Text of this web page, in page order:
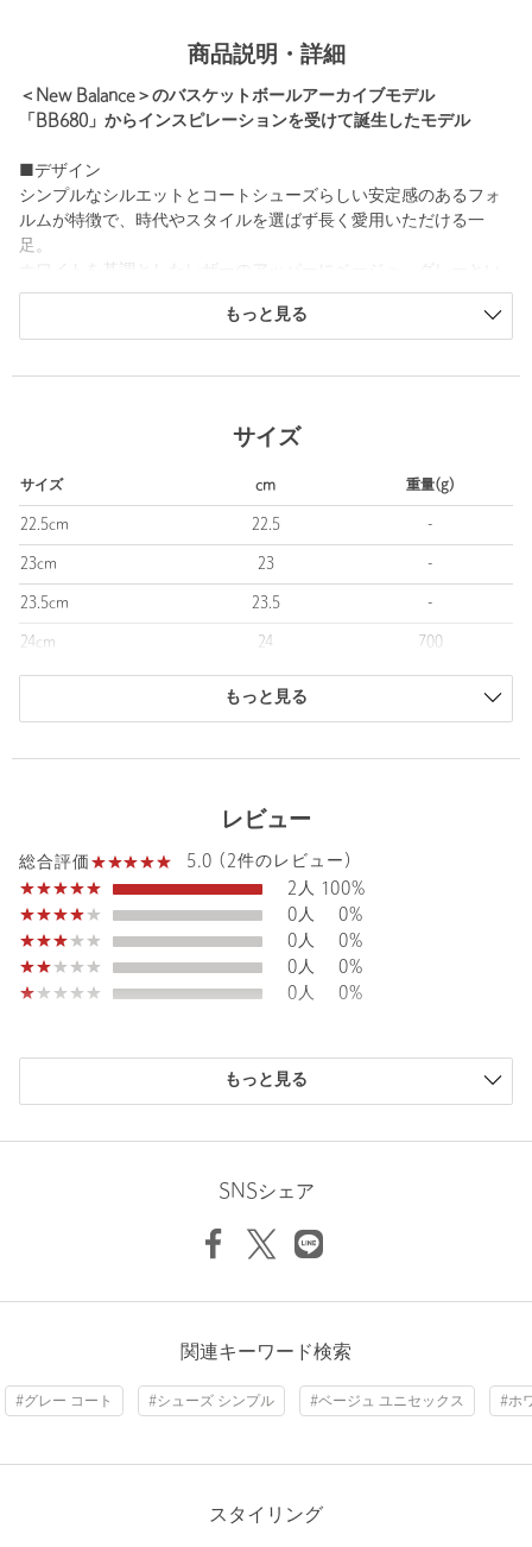
商品説明・詳細
＜New Balance＞のバスケットボールアーカイブモデル
「BB680」からインスピレーションを受けて誕生したモデル
■デザイン
シンプルなシルエットとコートシューズらしい安定感のあるフォ
ルムが特徴で、時代やスタイルを選ばず長く愛用いただける一
足。
った上品なカラー使いが、クリーンで洗練された足元を演出しま
■素材
・Width：D
・ユニセックスモデル
＜New Balance（ニューバランス）＞
1906年、アーチサポートインソールや偏平足の矯正靴メーカーと
（balance）”感覚をもたらすこと。
独自のフィッティングシステム「ウイズサイジング」や靴の設
計・構造にもこだわります。フィット性を重視したシューズづく
りは、現代のファッションにもマッチするスタイリッシュなデザ
※商品に「取り扱い上の注意書き」、「洗濯表示」がございます
※商品画像は、光の当たり具合やパソコンなどの閲覧環境によ
り、実際の色味と異なって見える場合がございます。あらかじめ
ご了承ください。
※商品の色味の目安は、商品単体の画像をご参照ください。
※シューズの重量は、シューズ本体のみ両足の重量となります。
も発送いたします。あらかじめご了承ください。
で下記の品名/品番をお申し付けください。
商品詳細
タイプ WOMEN
カテゴリー シューズ | スニーカー / スリッポン
22.5cm 23cm 23.5cm 24cm 24.5cm 25cm 25.5cm
もっと見る
サイズ
サイズ cm 重量(g)
22.5cm 22.5 -
23cm 23 -
23.5cm 23.5 -
24cm 24 700
25cm 25 -
25.5cm 25.5 -
もっと見る
レビュー
総合評価
5.0 (2件のレビュー)
2人 100%
0人
0%
0人
0%
0人
0%
0人
0%
ニックネーム： りょう
購入サイズ：24.5cm
｜
購入カラー：WHITE
もっと見る
SNSシェア
関連キーワード検索
#グレー コート #シューズ シンプル #ベージュ ユニセックス #ホ
スタイリング